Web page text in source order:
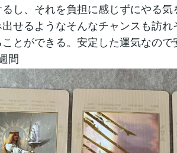
し、それを負担に感じずにやる
せるようなそんなチャンスも訪
とができる。安定した運気なの
間